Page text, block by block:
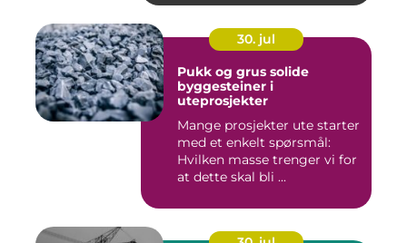
30. jul
Pukk og grus solide
byggesteiner i
uteprosjekter
Mange prosjekter ute starter
med et enkelt spørsmål:
Hvilken masse trenger vi for
at dette skal bli ...